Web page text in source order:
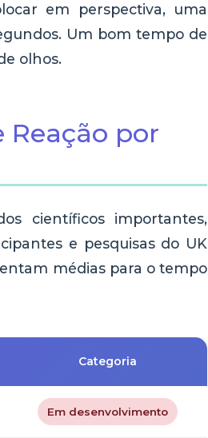
em perspectiva, uma
Um bom tempo de
olhos.
Reação por
científicos importantes,
e pesquisas do UK
médias para o tempo
Categoria
Em desenvolvimento